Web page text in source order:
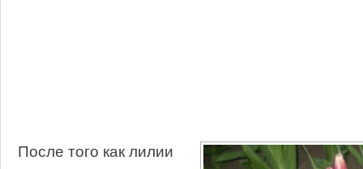
После того как лилии